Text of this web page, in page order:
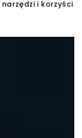
i korzyści